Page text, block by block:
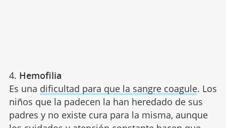
4. Hemofilia
Es una dificultad para que la sangre coagule. Los
niños que la padecen la han heredado de sus
padres y no existe cura para la misma, aunque